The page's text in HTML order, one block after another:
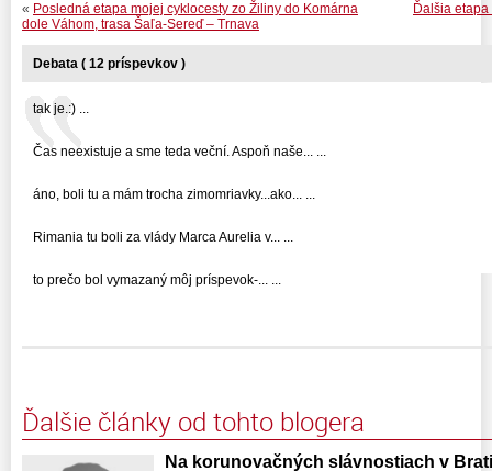
Ďalšia
« Posledná etapa mojej cyklocesty zo Žiliny do Komárna
dole Váhom, trasa Šaľa-Sereď – Trnava
Debata ( 12 príspevkov )
tak je.:) ...
Čas neexistuje a sme teda veční. Aspoň naše... ...
áno, boli tu a mám trocha zimomriavky...ako... ...
Rimania tu boli za vlády Marca Aurelia v... ...
to prečo bol vymazaný môj príspevok-... ...
Ďalšie články od tohto blogera
Na korunovačných slávnostiach v